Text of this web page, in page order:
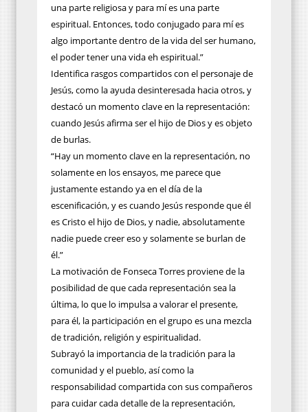
una parte religiosa y para mí es una parte
espiritual. Entonces, todo conjugado para mí es
algo importante dentro de la vida del ser humano,
el poder tener una vida eh espiritual.”
Identifica rasgos compartidos con el personaje de
Jesús, como la ayuda desinteresada hacia otros, y
destacó un momento clave en la representación:
cuando Jesús afirma ser el hijo de Dios y es objeto
de burlas.
“Hay un momento clave en la representación, no
solamente en los ensayos, me parece que
justamente estando ya en el día de la
escenificación, y es cuando Jesús responde que él
es Cristo el hijo de Dios, y nadie, absolutamente
nadie puede creer eso y solamente se burlan de
él.”
La motivación de Fonseca Torres proviene de la
posibilidad de que cada representación sea la
última, lo que lo impulsa a valorar el presente,
para él, la participación en el grupo es una mezcla
de tradición, religión y espiritualidad.
Subrayó la importancia de la tradición para la
comunidad y el pueblo, así como la
responsabilidad compartida con sus compañeros
para cuidar cada detalle de la representación,